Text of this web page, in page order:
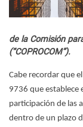
de la Comisión
(“COPROCOM”).
Cabe recordar que
9736 que establece
participación de las
dentro de un plazo